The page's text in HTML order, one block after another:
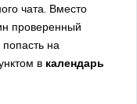
чата. Вместо
проверенный
попасть на
в календарь